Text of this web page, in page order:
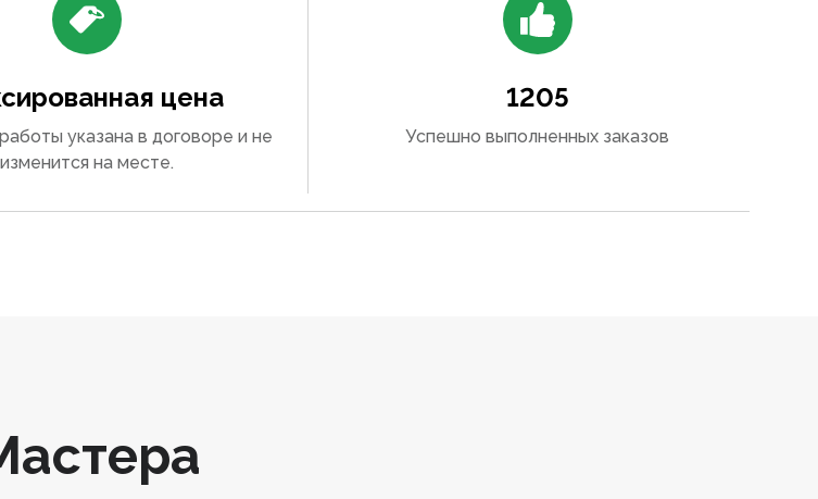
цена
указана в договоре и не
изменится на месте.
1205
Успешно выполненных заказов